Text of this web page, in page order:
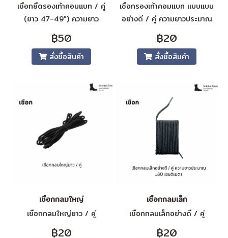
เชือกยืดรองเท้าคอมแบท / คู่
(ยาว 47-49") ความยาว
ประมาณ 110 เซนติเมตร
฿50
สั่งซื้อสินค้า
เชือกรองเท้าคอมแบท แบบแบน
อย่างดี / คู่ ความยาวประมาณ
180 เซนติเมตร
฿20
สั่งซื้อสินค้า
เชือกกลมใหญ่
เชือกกลมใหญ่ยาว / คู่
฿20
เชือกกลมเล็ก
เชือกกลมเล็กอย่างดี / คู่
฿20